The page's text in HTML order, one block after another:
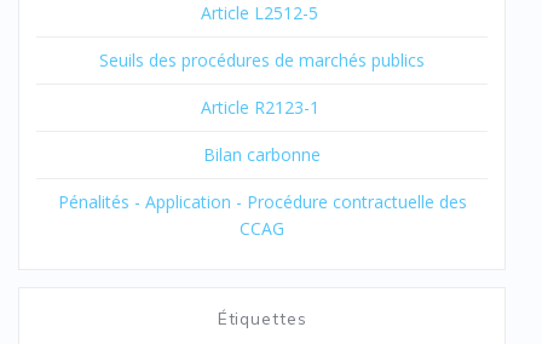
Article L2512-5
Seuils des procédures de marchés publics
Article R2123-1
Bilan carbonne
Pénalités - Application - Procédure contractuelle des
CCAG
Étiquettes